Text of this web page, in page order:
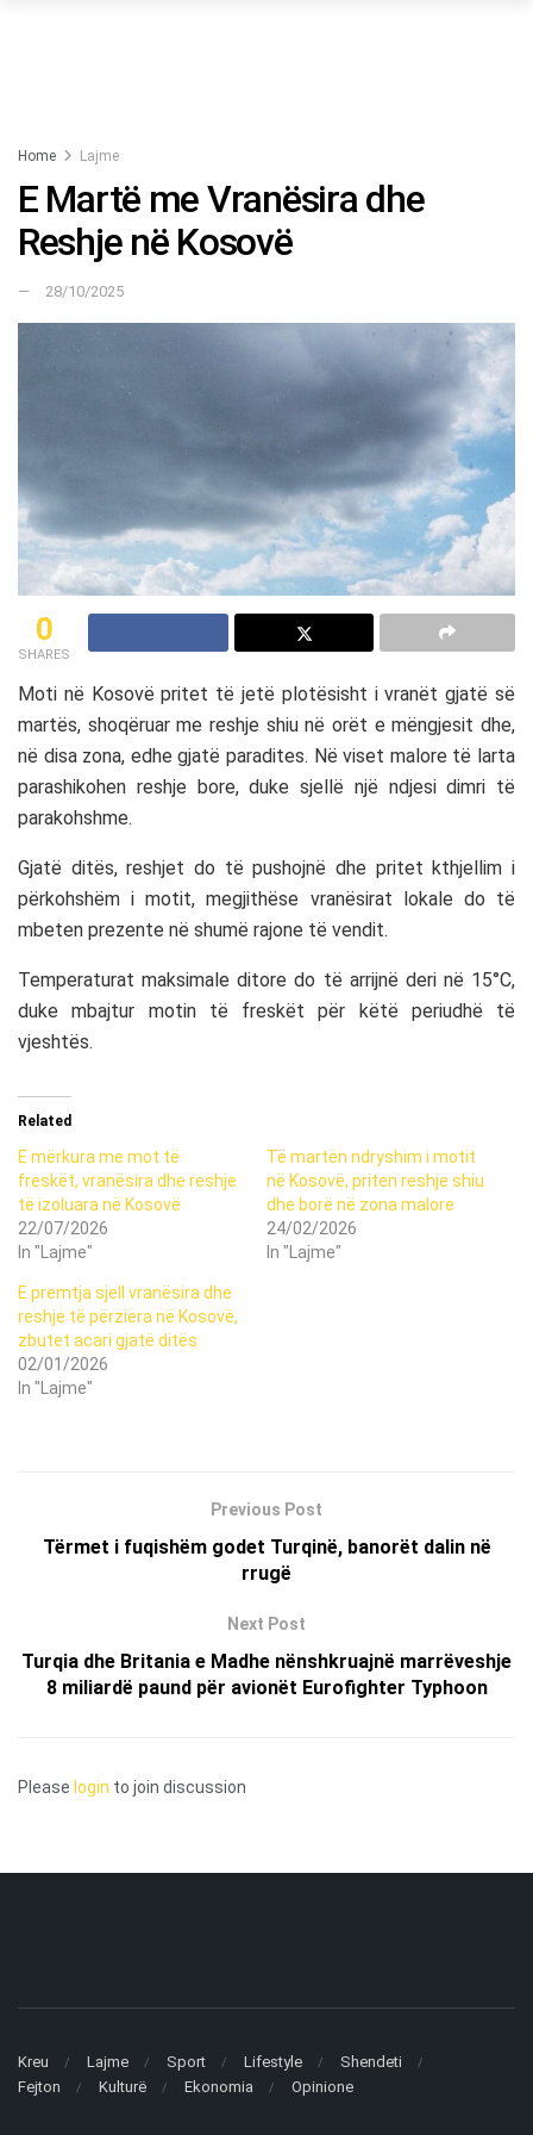
Home Lajme
E Martë me Vranësira dhe
Reshje në Kosovë
28/10/2025
0
SHARES
Moti në Kosovë pritet të jetë plotësisht i vranët gjatë së
martës, shoqëruar me reshje shiu në orët e mëngjesit dhe,
në disa zona, edhe gjatë paradites. Në viset malore të larta
parashikohen reshje bore, duke sjellë një ndjesi dimri të
parakohshme.
Gjatë ditës, reshjet do të pushojnë dhe pritet kthjellim i
përkohshëm i motit, megjithëse vranësirat lokale do të
mbeten prezente në shumë rajone të vendit.
Temperaturat maksimale ditore do të arrijnë deri në 15°C,
duke mbajtur motin të freskët për këtë periudhë të
vjeshtës.
Related
E mërkura me mot të
freskët, vranësira dhe reshje
të izoluara në Kosovë
22/07/2026
In "Lajme"
Të martën ndryshim i motit
në Kosovë, priten reshje shiu
dhe borë në zona malore
24/02/2026
In "Lajme"
E premtja sjell vranësira dhe
reshje të përziera në Kosovë,
zbutet acari gjatë ditës
02/01/2026
In "Lajme"
Previous Post
Tërmet i fuqishëm godet Turqinë, banorët dalin në
rrugë
Next Post
Turqia dhe Britania e Madhe nënshkruajnë marrëveshje
8 miliardë paund për avionët Eurofighter Typhoon
Please login to join discussion
Kreu Lajme Sport Lifestyle
Shendeti
Fejton
Kulturë Ekonomia Opinione